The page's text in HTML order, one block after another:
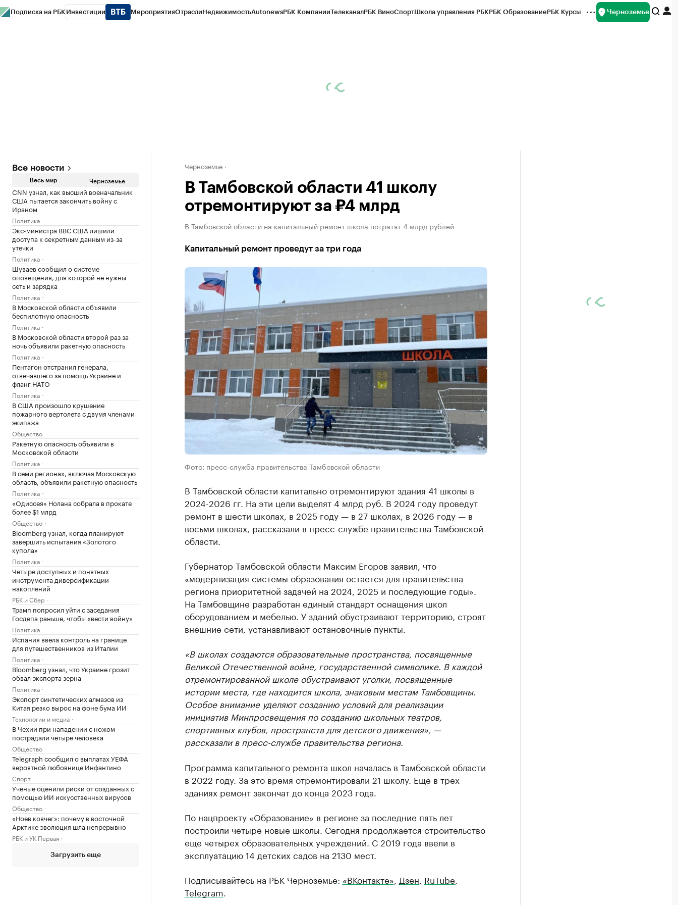
Подписка на РБК Инвестиции МероприятияОтраслиНедвижимостьAutonewsРБК КомпанииТелеканалРБК ВиноСпортШкола управления РБКРБК ОбразованиеРБК Курсы Черноземье
Все новости
Весь мир Черноземье
CNN узнал, как высший военачальник
США пытается закончить войну с
Ираном
Политика
Экс-министра ВВС США лишили
доступа к секретным данным из-за
утечки
Политика
Шуваев сообщил о системе
оповещения, для которой не нужны
сеть и зарядка
Политика
В Московской области объявили
беспилотную опасность
Политика
В Московской области второй раз за
ночь объявили ракетную опасность
Политика
Пентагон отстранил генерала,
отвечавшего за помощь Украине и
фланг НАТО
Политика
В США произошло крушение
пожарного вертолета с двумя членами
экипажа
Общество
Ракетную опасность объявили в
Московской области
Политика
В семи регионах, включая Московскую
область, объявили ракетную опасность
Политика
«Одиссея» Нолана собрала в прокате
более $1 млрд
Общество
Bloomberg узнал, когда планируют
завершить испытания «Золотого
купола»
Политика
Четыре доступных и понятных
инструмента диверсификации
накоплений
РБК и Сбер
Трамп попросил уйти с заседания
Госдепа раньше, чтобы «вести войну»
Политика
Испания ввела контроль на границе
для путешественников из Италии
Политика
Bloomberg узнал, что Украине грозит
обвал экспорта зерна
Политика
Экспорт синтетических алмазов из
Китая резко вырос на фоне бума ИИ
Технологии и медиа
В Чехии при нападении с ножом
пострадали четыре человека
Общество
Telegraph сообщил о выплатах УЕФА
вероятной любовнице Инфантино
Спорт
Ученые оценили риски от созданных с
помощью ИИ искусственных вирусов
Общество
«Ноев ковчег»: почему в восточной
Арктике эволюция шла непрерывно
РБК и УК Первая
Загрузить еще
Черноземье
В Тамбовской области 41 школу
отремонтируют за ₽4 млрд
В Тамбовской области на капитальный ремонт школа потратят 4 млрд рублей
Капитальный ремонт проведут за три года
Фото: пресс-служба правительства Тамбовской области
В Тамбовской области капитально отремонтируют здания 41 школы в
2024-2026 гг. На эти цели выделят 4 млрд руб. В 2024 году проведут
ремонт в шести школах, в 2025 году — в 27 школах, в 2026 году — в
восьми школах, рассказали в пресс-службе правительства Тамбовской
области.
Губернатор Тамбовской области Максим Егоров заявил, что
«модернизация системы образования остается для правительства
региона приоритетной задачей на 2024, 2025 и последующие годы».
На Тамбовщине разработан единый стандарт оснащения школ
оборудованием и мебелью. У зданий обустраивают территорию, строят
внешние сети, устанавливают остановочные пункты.
«В школах создаются образовательные пространства, посвященные
Великой Отечественной войне, государственной символике. В каждой
отремонтированной школе обустраивают уголки, посвященные
истории места, где находится школа, знаковым местам Тамбовщины.
Особое внимание уделяют созданию условий для реализации
инициатив Минпросвещения по созданию школьных театров,
спортивных клубов, пространств для детского движения», —
рассказали в пресс-службе правительства региона.
Программа капитального ремонта школ началась в Тамбовской области
в 2022 году. За это время отремонтировали 21 школу. Еще в трех
зданиях ремонт закончат до конца 2023 года.
По нацпроекту «Образование» в регионе за последние пять лет
построили четыре новые школы. Сегодня продолжается строительство
еще четырех образовательных учреждений. С 2019 года ввели в
эксплуатацию 14 детских садов на 2130 мест.
Подписывайтесь на РБК Черноземье: «ВКонтакте» Дзен RuTube
Telegram